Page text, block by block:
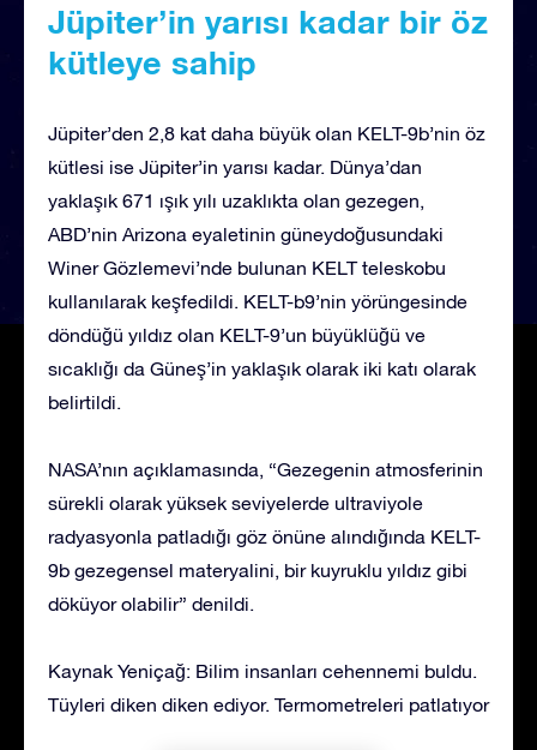
Jüpiter’in yarısı kadar bir öz
kütleye sahip
Jüpiter’den 2,8 kat daha büyük olan KELT-9b’nin öz
kütlesi ise Jüpiter’in yarısı kadar. Dünya’dan
yaklaşık 671 ışık yılı uzaklıkta olan gezegen,
ABD’nin Arizona eyaletinin güneydoğusundaki
Winer Gözlemevi’nde bulunan KELT teleskobu
kullanılarak keşfedildi. KELT-b9’nin yörüngesinde
döndüğü yıldız olan KELT-9’un büyüklüğü ve
sıcaklığı da Güneş’in yaklaşık olarak iki katı olarak
belirtildi.
NASA’nın açıklamasında, “Gezegenin atmosferinin
sürekli olarak yüksek seviyelerde ultraviyole
radyasyonla patladığı göz önüne alındığında KELT-
9b gezegensel materyalini, bir kuyruklu yıldız gibi
döküyor olabilir” denildi.
Kaynak Yeniçağ: Bilim insanları cehennemi buldu.
Tüyleri diken diken ediyor. Termometreleri patlatıyor